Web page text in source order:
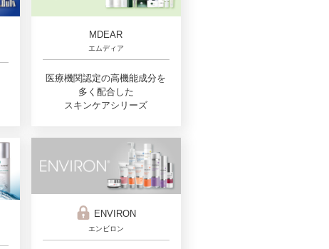
MDEAR
エムディア
医療機関認定の高機能成分を
多く配合した
スキンケアシリーズ
ENVIRON
エンビロン